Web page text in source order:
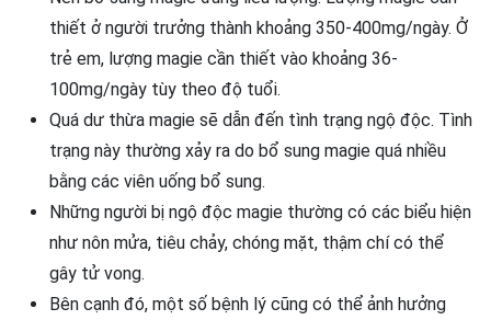
thiết ở người trưởng thành khoảng 350-400mg/ngày. Ở
trẻ em, lượng magie cần thiết vào khoảng 36-
100mg/ngày tùy theo độ tuổi.
Quá dư thừa magie sẽ dẫn đến tình trạng ngộ độc. Tình
trạng này thường xảy ra do bổ sung magie quá nhiều
bằng các viên uống bổ sung.
Những người bị ngộ độc magie thường có các biểu hiện
như nôn mửa, tiêu chảy, chóng mặt, thậm chí có thể
gây tử vong.
Bên cạnh đó, một số bệnh lý cũng có thể ảnh hưởng